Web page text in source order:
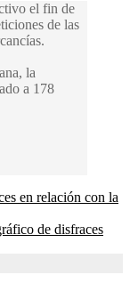
el fin de
de las
la
a 178
en relación con la
de disfraces